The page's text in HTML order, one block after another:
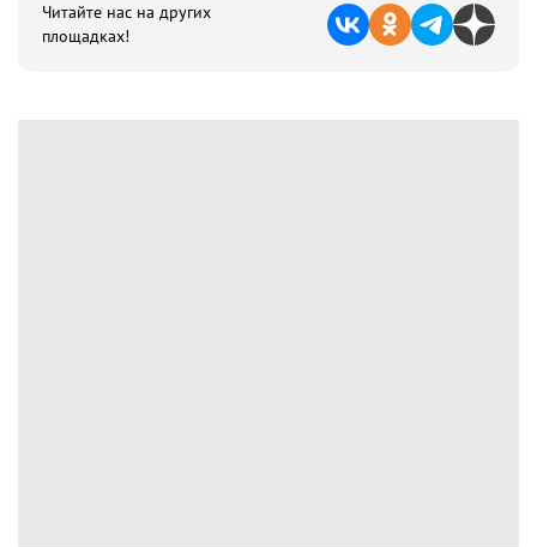
Читайте нас на других
площадках!